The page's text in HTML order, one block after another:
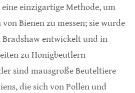
einzigartige Methode, um
Bienen zu messen; sie wurde
entwickelt und in
zu Honigbeutlern
sind mausgroße Beuteltiere
die sich von Pollen und